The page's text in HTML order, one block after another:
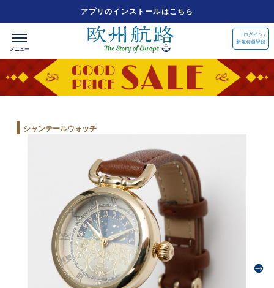
アプリのインストールはこちら
ログイン /
新規会員登録
シャンテールウォッチ